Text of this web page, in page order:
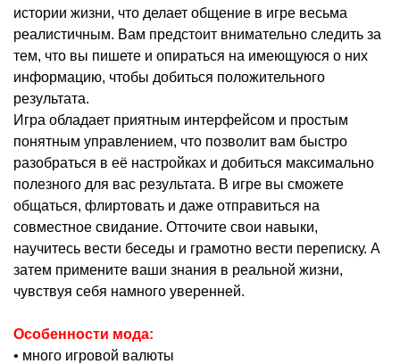
истории жизни, что делает общение в игре весьма
реалистичным. Вам предстоит внимательно следить за
тем, что вы пишете и опираться на имеющуюся о них
информацию, чтобы добиться положительного
результата.
Игра обладает приятным интерфейсом и простым
понятным управлением, что позволит вам быстро
разобраться в её настройках и добиться максимально
полезного для вас результата. В игре вы сможете
общаться, флиртовать и даже отправиться на
совместное свидание. Отточите свои навыки,
научитесь вести беседы и грамотно вести переписку. А
затем примените ваши знания в реальной жизни,
чувствуя себя намного уверенней.
Особенности мода:
• много игровой валюты